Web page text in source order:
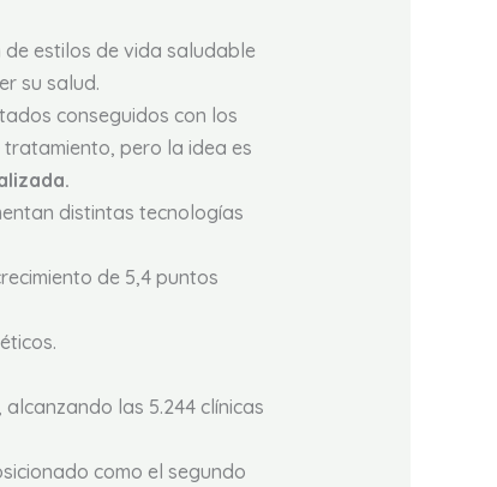
estilos de vida saludable
su salud.
conseguidos con los
pero la idea es
distintas tecnologías
de 5,4 puntos
las 5.244 clínicas
como el segundo